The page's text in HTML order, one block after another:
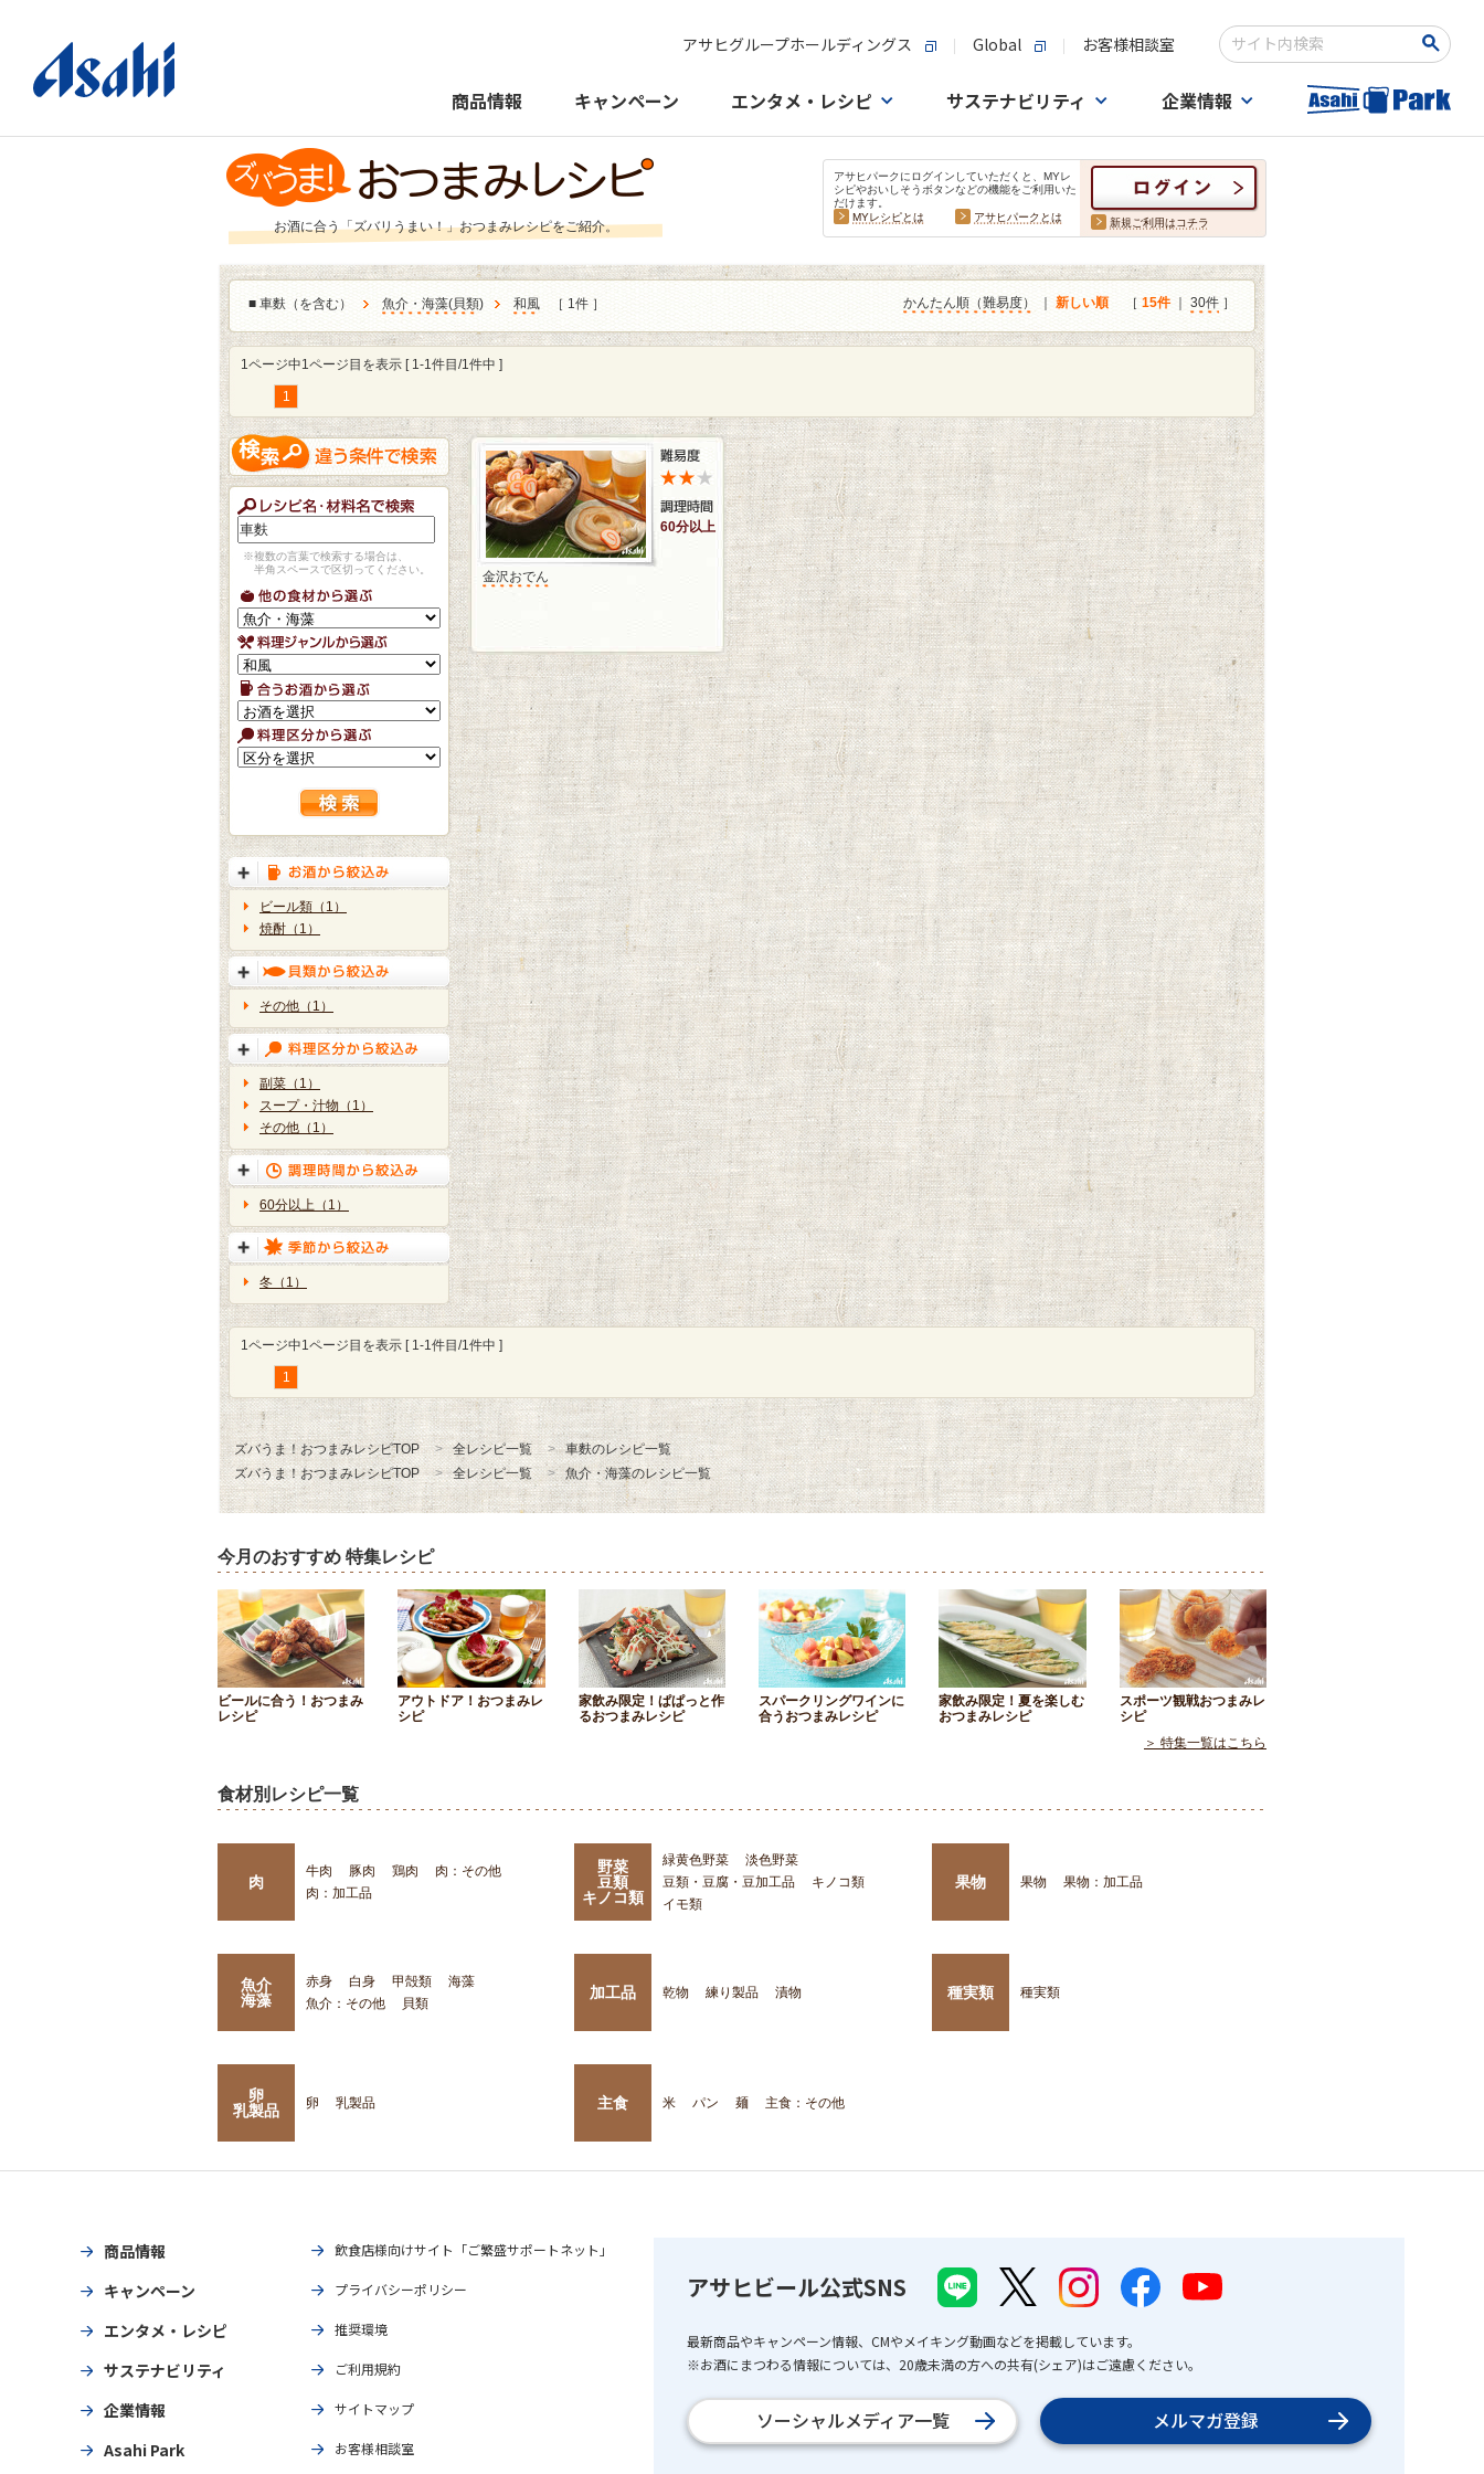
アサヒグループホールディングス Global お客様相談室
検索キーワード入力
商品情報 キャンペーン エンタメ・レシピ サステナビリティ 企業情報
お酒に合う「ズバリうまい！」おつまみレシピをご紹介。
アサヒパークにログインしていただくと、MYレ
シピやおいしそうボタンなどの機能をご利用いた
だけます。
MYレシピとは
アサヒパークとは 新規ご利用はコチラ
■ 車麩（を含む） 魚介・海藻(貝類) 和風 ［ 1件 ］ かんたん順（難易度） 新しい順 ［ 15件｜ 30件 ］
1ページ中1ページ目を表示 [ 1-1件目/1件中 ]
1
※複数の言葉で検索する場合は、
半角スペースで区切ってください。
ビール類（1）
焼酎（1）
その他（1）
副菜（1）
スープ・汁物（1）
その他（1）
60分以上（1）
冬（1）
60分以上
金沢おでん
1ページ中1ページ目を表示 [ 1-1件目/1件中 ]
1
ズバうま！おつまみレシピTOP 全レシピ一覧
車麩のレシピ一覧
ズバうま！おつまみレシピTOP
全レシピ一覧 魚介・海藻のレシピ一覧
今月のおすすめ 特集レシピ
ビールに合う！おつまみ
レシピ
アウトドア！おつまみレ
シピ
家飲み限定！ぱぱっと作
るおつまみレシピ
スパークリングワインに
合うおつまみレシピ
家飲み限定！夏を楽しむ
おつまみレシピ
スポーツ観戦おつまみレ
シピ
＞ 特集一覧はこちら
食材別レシピ一覧
肉
牛肉 豚肉 鶏肉
肉：その他
肉：加工品
野菜
豆類
キノコ類
緑黄色野菜
淡色野菜
豆類・豆腐・豆加工品
キノコ類
イモ類
果物 果物 果物：加工品
魚介
海藻
赤身 白身 甲殻類
海藻
魚介：その他
貝類
加工品 乾物 練り製品 漬物 種実類 種実類
卵
乳製品
卵 乳製品 主食 米 パン 麺 主食：その他
商品情報
キャンペーン
エンタメ・レシピ
サステナビリティ
企業情報
Asahi Park
飲食店様向けサイト「ご繁盛サポートネット」
プライバシーポリシー
推奨環境
ご利用規約
サイトマップ
お客様相談室
アサヒビール公式SNS
最新商品やキャンペーン情報、CMやメイキング動画などを掲載しています。
※お酒にまつわる情報については、20歳未満の方への共有(シェア)はご遠慮ください。
ソーシャルメディア一覧 メルマガ登録